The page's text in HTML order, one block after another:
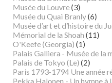
Musée du Louvre(3)
Musée du Quai Branly(6)
Musée d’art et d’histoire du
Mémorial de la Shoah (11)
O'Keefe (Georgia) (1)
Palais Galliera - Musée de la
Palais de Tokyo (Le) (2)
Paris 1793-1794 Une année
Pekka Halonen - Un hymne à